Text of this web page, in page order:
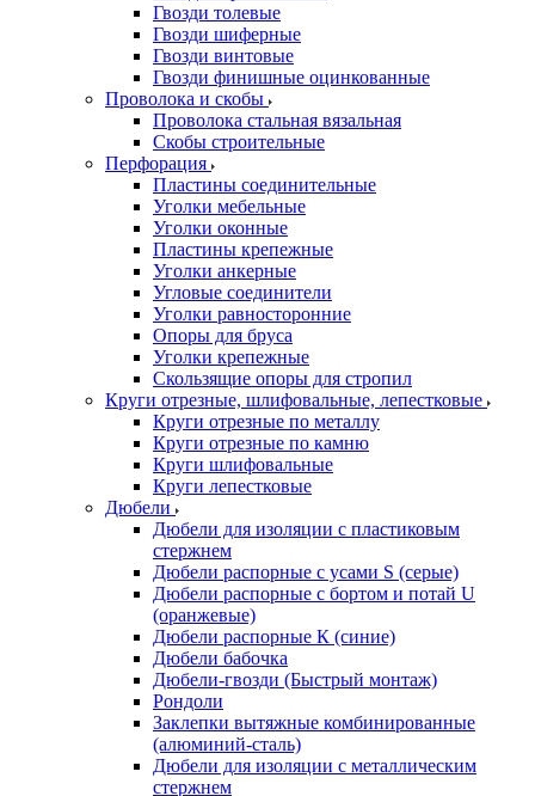
Гвозди толевые
Гвозди шиферные
Гвозди винтовые
Гвозди финишные оцинкованные
Проволока и скобы
Проволока стальная вязальная
Скобы строительные
Перфорация
Пластины соединительные
Уголки мебельные
Уголки оконные
Пластины крепежные
Уголки анкерные
Угловые соединители
Уголки равносторонние
Опоры для бруса
Уголки крепежные
Скользящие опоры для стропил
Круги отрезные, шлифовальные, лепестковые
Круги отрезные по металлу
Круги отрезные по камню
Круги шлифовальные
Круги лепестковые
Дюбели
Дюбели для изоляции с пластиковым
стержнем
Дюбели распорные с усами S (серые)
Дюбели распорные c бортом и потай U
(оранжевые)
Дюбели распорные К (синие)
Дюбели бабочка
Дюбели-гвозди (Быстрый монтаж)
Рондоли
Заклепки вытяжные комбинированные
(алюминий-сталь)
Дюбели для изоляции с металлическим
стержнем